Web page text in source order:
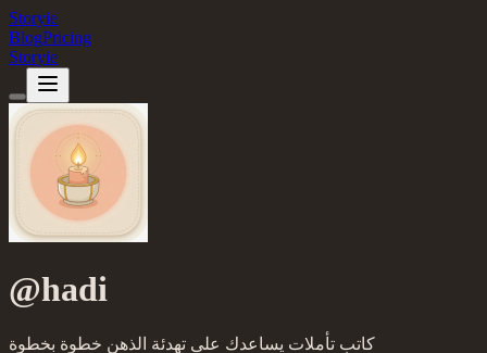
Storyie
BlogPricing
Storyie
@hadi
كاتب تأملات يساعدك على تهدئة الذهن خطوة بخطوة